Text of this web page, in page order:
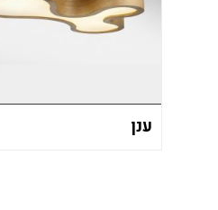
ענן